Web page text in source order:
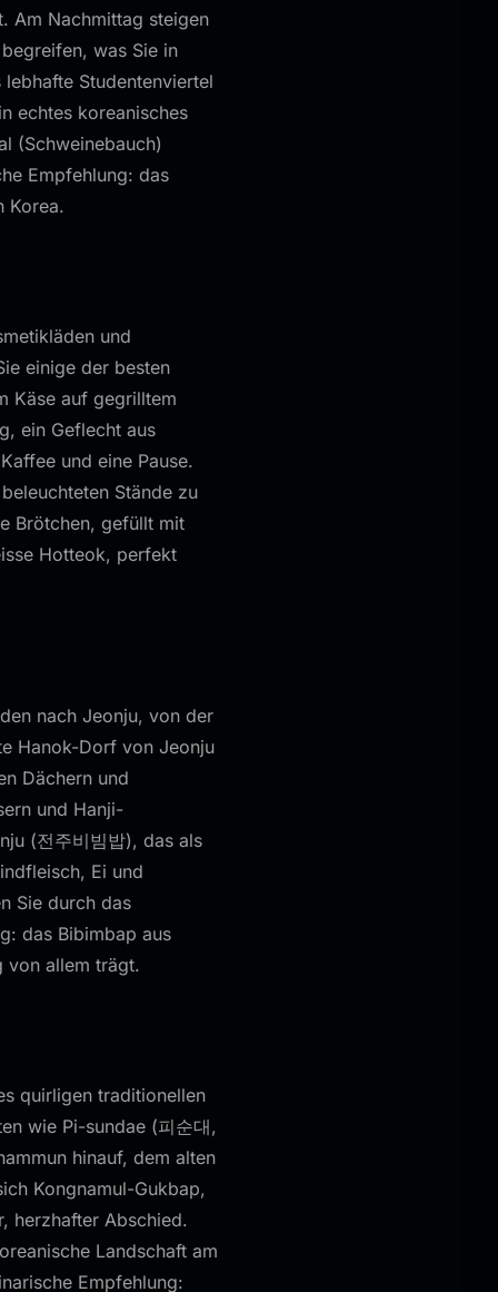
Am Nachmittag steigen
was Sie in
Studentenviertel
echtes koreanisches
(Schweinebauch)
Empfehlung: das
Korea.
und
einige der besten
Käse auf gegrilltem
ein Geflecht aus
und eine Pause.
Stände zu
Brötchen, gefüllt mit
Hotteok, perfekt
nach Jeonju, von der
Hanok-Dorf von Jeonju
Dächern und
und Hanji-
(전주비빔밥), das als
Ei und
Sie durch das
das Bibimbap aus
von allem trägt.
quirligen traditionellen
wie Pi-sundae (피순대,
hinauf, dem alten
Kongnamul-Gukbap,
herzhafter Abschied.
Landschaft am
Empfehlung: